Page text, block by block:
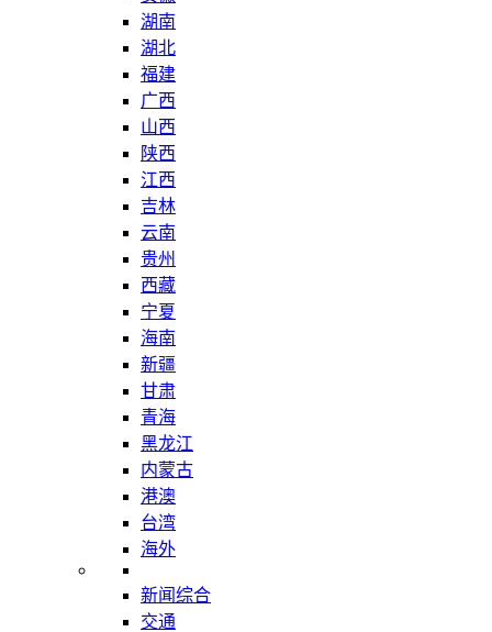
湖南
湖北
福建
广西
山西
陕西
江西
吉林
云南
贵州
西藏
宁夏
海南
新疆
甘肃
青海
黑龙江
内蒙古
港澳
台湾
海外
新闻综合
交通